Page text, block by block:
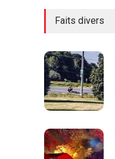
Faits divers